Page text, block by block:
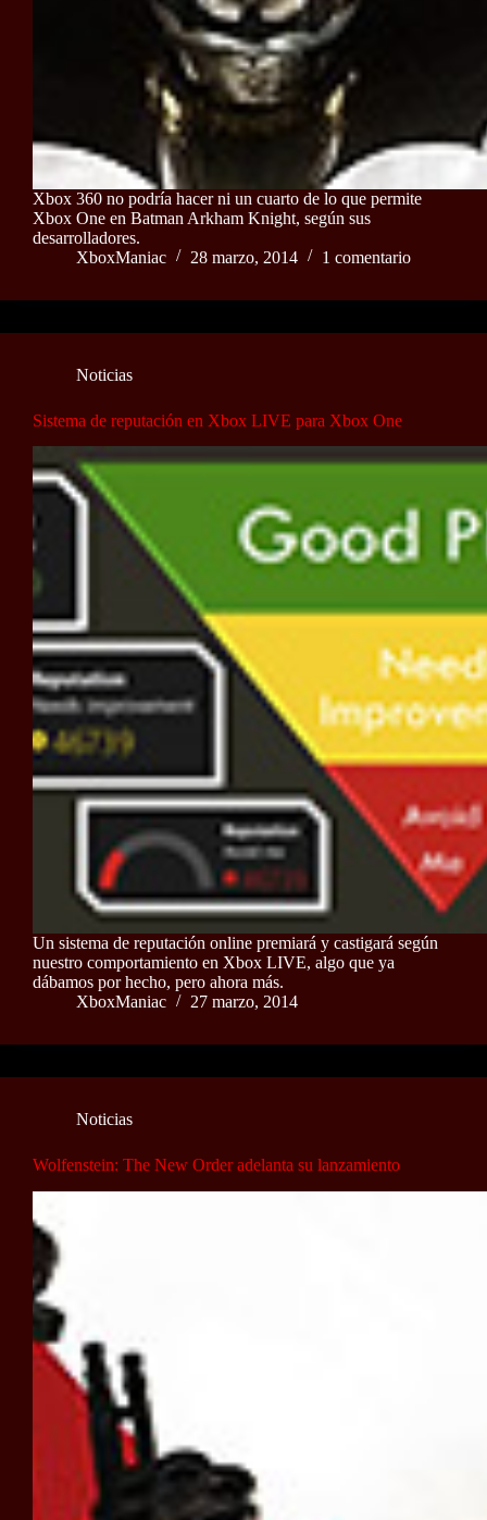
Xbox 360 no podría hacer ni un cuarto de lo que permite
Xbox One en Batman Arkham Knight, según sus
desarrolladores.
XboxManiac
28 marzo, 2014 1 comentario
Noticias
Sistema de reputación en Xbox LIVE para Xbox One
Un sistema de reputación online premiará y castigará según
nuestro comportamiento en Xbox LIVE, algo que ya
dábamos por hecho, pero ahora más.
XboxManiac
27 marzo, 2014
Noticias
Wolfenstein: The New Order adelanta su lanzamiento